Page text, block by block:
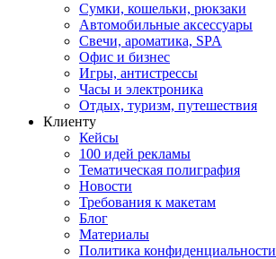
Сумки, кошельки, рюкзаки
Автомобильные аксессуары
Свечи, ароматика, SPA
Офис и бизнес
Игры, антистрессы
Часы и электроника
Отдых, туризм, путешествия
Клиенту
Кейсы
100 идей рекламы
Тематическая полиграфия
Новости
Требования к макетам
Блог
Материалы
Политика конфиденциальности